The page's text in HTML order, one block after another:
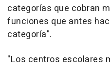
categorías que cobran
funciones que antes
categoría".
"Los centros escolares